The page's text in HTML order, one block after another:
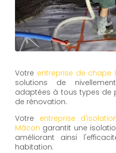
Votre entreprise de chape
solutions de
adaptées à tous types de
de rénovation.
Votre entreprise
Mâcon garantit une
améliorant ainsi
habitation.